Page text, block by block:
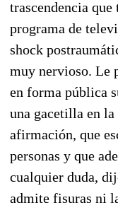
trascendencia que
programa de
shock
muy nervioso. Le
en forma pública
una gacetilla en la
afirmación, que
personas y que
cualquier duda,
admite fisuras ni